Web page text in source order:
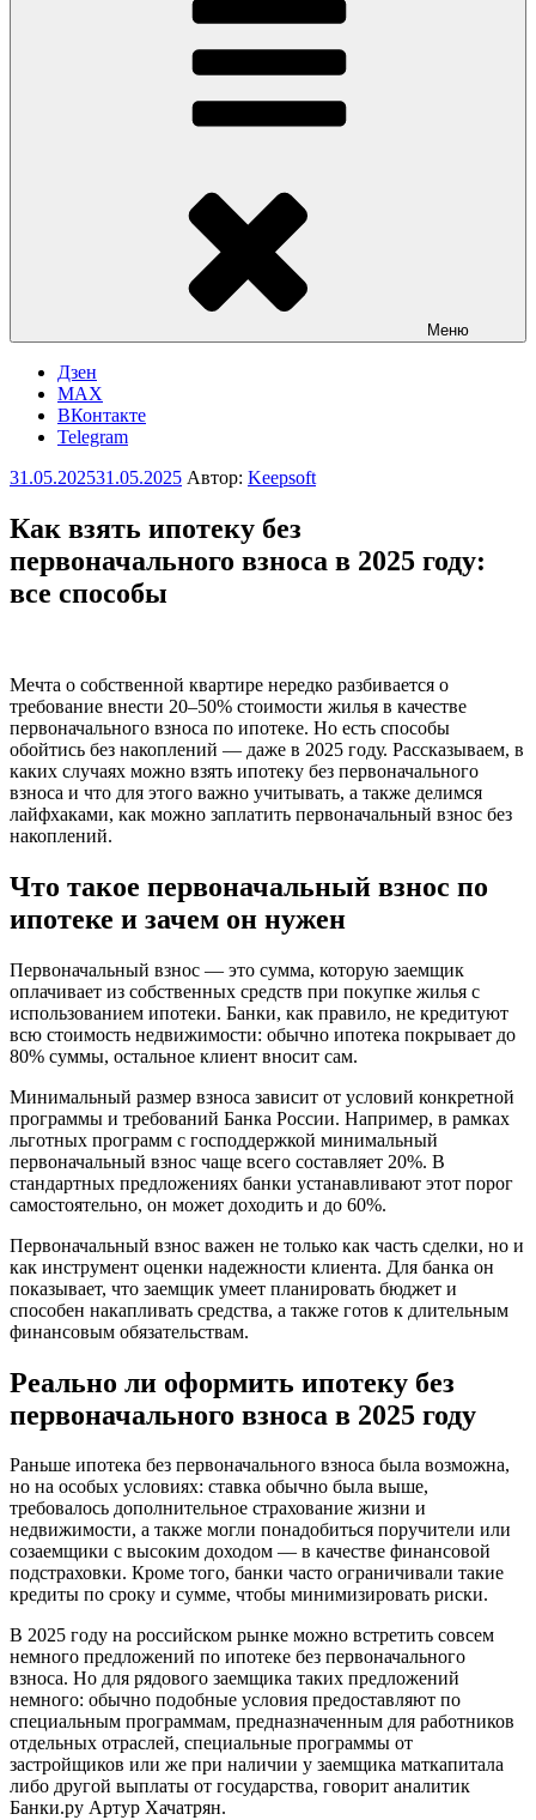
Меню
Дзен
MAX
ВКонтакте
Telegram
Опубликовано
31.05.202531.05.2025 Автор: Keepsoft
Как взять ипотеку без
первоначального взноса в 2025 году:
все способы
Мечта о собственной квартире нередко разбивается о
требование внести 20–50% стоимости жилья в качестве
первоначального взноса по ипотеке. Но есть способы
обойтись без накоплений — даже в 2025 году. Рассказываем, в
каких случаях можно взять ипотеку без первоначального
взноса и что для этого важно учитывать, а также делимся
лайфхаками, как можно заплатить первоначальный взнос без
накоплений.
Что такое первоначальный взнос по
ипотеке и зачем он нужен
Первоначальный взнос — это сумма, которую заемщик
оплачивает из собственных средств при покупке жилья с
использованием ипотеки. Банки, как правило, не кредитуют
всю стоимость недвижимости: обычно ипотека покрывает до
80% суммы, остальное клиент вносит сам.
Минимальный размер взноса зависит от условий конкретной
программы и требований Банка России. Например, в рамках
льготных программ с господдержкой минимальный
первоначальный взнос чаще всего составляет 20%. В
стандартных предложениях банки устанавливают этот порог
самостоятельно, он может доходить и до 60%.
Первоначальный взнос важен не только как часть сделки, но и
как инструмент оценки надежности клиента. Для банка он
показывает, что заемщик умеет планировать бюджет и
способен накапливать средства, а также готов к длительным
финансовым обязательствам.
Реально ли оформить ипотеку без
первоначального взноса в 2025 году
Раньше ипотека без первоначального взноса была возможна,
но на особых условиях: ставка обычно была выше,
требовалось дополнительное страхование жизни и
недвижимости, а также могли понадобиться поручители или
созаемщики с высоким доходом — в качестве финансовой
подстраховки. Кроме того, банки часто ограничивали такие
кредиты по сроку и сумме, чтобы минимизировать риски.
В 2025 году на российском рынке можно встретить совсем
немного предложений по ипотеке без первоначального
взноса. Но для рядового заемщика таких предложений
немного: обычно подобные условия предоставляют по
специальным программам, предназначенным для работников
отдельных отраслей, специальные программы от
застройщиков или же при наличии у заемщика маткапитала
либо другой выплаты от государства, говорит аналитик
Банки.ру Артур Хачатрян.